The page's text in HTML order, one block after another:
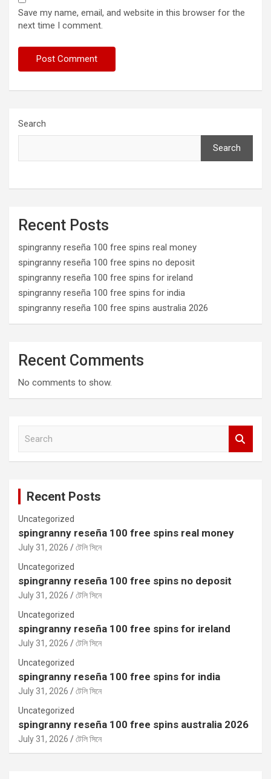
Save my name, email, and website in this browser for the
next time I comment.
Search
Search
Recent Posts
spingranny reseña 100 free spins real money
spingranny reseña 100 free spins no deposit
spingranny reseña 100 free spins for ireland
spingranny reseña 100 free spins for india
spingranny reseña 100 free spins australia 2026
Recent Comments
No comments to show.
Recent Posts
Uncategorized
spingranny reseña 100 free spins real money
July 31, 2026
টেলি সিনে
Uncategorized
spingranny reseña 100 free spins no deposit
July 31, 2026
টেলি সিনে
Uncategorized
spingranny reseña 100 free spins for ireland
July 31, 2026
টেলি সিনে
Uncategorized
spingranny reseña 100 free spins for india
July 31, 2026
টেলি সিনে
Uncategorized
spingranny reseña 100 free spins australia 2026
July 31, 2026 টেলি সিনে